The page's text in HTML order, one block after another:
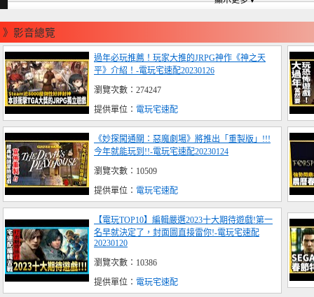
》影音總覽
過年必玩推薦！玩家大推的JRPG神作《神之天
平》介紹！-電玩宅速配20230126
瀏覽次數：274247
提供單位： 電玩宅速配
《妙探闖通關：惡魔劇場》將推出「重製版」!!!
今年就能玩到!!-電玩宅速配20230124
瀏覽次數：10509
提供單位： 電玩宅速配
【電玩TOP10】編輯嚴選2023十大期待遊戲!第一
名早就決定了，封面圖直接雷你!-電玩宅速配
20230120
瀏覽次數：10386
提供單位： 電玩宅速配